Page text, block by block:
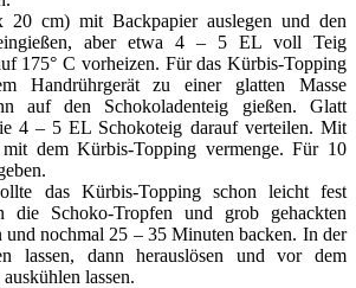
cm) mit Backpapier auslegen und den
aber etwa 4 – 5 EL voll Teig
175° C vorheizen. Für das Kürbis-Topping
Handrührgerät zu einer glatten Masse
auf den Schokoladenteig gießen. Glatt
4 – 5 EL Schokoteig darauf verteilen. Mit
dem Kürbis-Topping vermenge. Für 10
das Kürbis-Topping schon leicht fest
die Schoko-Tropfen und grob gehackten
und nochmal 25 – 35 Minuten backen. In der
lassen, dann herauslösen und vor dem
lassen.